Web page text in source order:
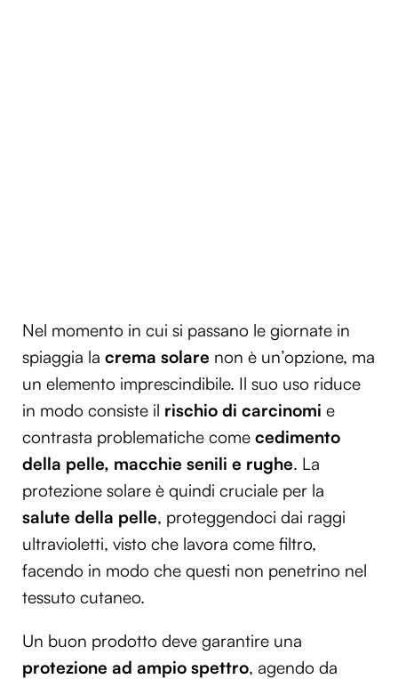
Nel momento in cui si passano le giornate in
spiaggia la crema solare non è un’opzione, ma
un elemento imprescindibile. Il suo uso riduce
in modo consiste il rischio di carcinomi e
contrasta problematiche come cedimento
della pelle, macchie senili e rughe. La
protezione solare è quindi cruciale per la
salute della pelle, proteggendoci dai raggi
ultravioletti, visto che lavora come filtro,
facendo in modo che questi non penetrino nel
tessuto cutaneo.
Un buon prodotto deve garantire una
protezione ad ampio spettro, agendo da